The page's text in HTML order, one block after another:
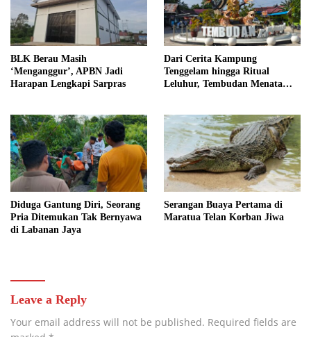
BLK Berau Masih
‘Menganggur’, APBN Jadi
Harapan Lengkapi Sarpras
Dari Cerita Kampung
Tenggelam hingga Ritual
Leluhur, Tembudan Menata
Diduga Gantung Diri, Seorang
Pria Ditemukan Tak Bernyawa
di Labanan Jaya
Serangan Buaya Pertama di
Maratua Telan Korban Jiwa
Leave a Reply
Your email address will not be published. Required fields are